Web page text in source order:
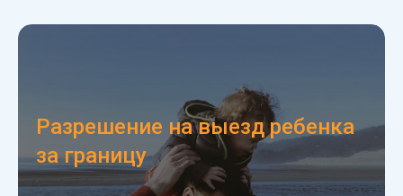
Разрешение на выезд ребенка
за границу